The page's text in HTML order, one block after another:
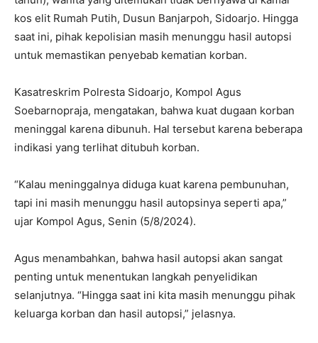
kos elit Rumah Putih, Dusun Banjarpoh, Sidoarjo. Hingga
saat ini, pihak kepolisian masih menunggu hasil autopsi
untuk memastikan penyebab kematian korban.
Kasatreskrim Polresta Sidoarjo, Kompol Agus
Soebarnopraja, mengatakan, bahwa kuat dugaan korban
meninggal karena dibunuh. Hal tersebut karena beberapa
indikasi yang terlihat ditubuh korban.
“Kalau meninggalnya diduga kuat karena pembunuhan,
tapi ini masih menunggu hasil autopsinya seperti apa,”
ujar Kompol Agus, Senin (5/8/2024).
Agus menambahkan, bahwa hasil autopsi akan sangat
penting untuk menentukan langkah penyelidikan
selanjutnya. “Hingga saat ini kita masih menunggu pihak
keluarga korban dan hasil autopsi,” jelasnya.